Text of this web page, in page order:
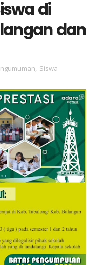
di
dan
, Siswa